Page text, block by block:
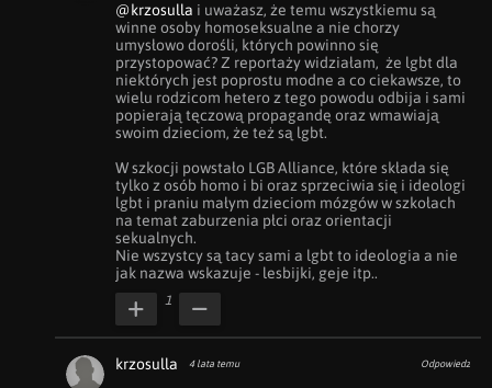
@krzosulla i uważasz, że temu wszystkiemu są
winne osoby homoseksualne a nie chorzy
umysłowo dorośli, których powinno się
przystopować? Z reportaży widziałam,  że lgbt dla
niektórych jest poprostu modne a co ciekawsze, to
wielu rodzicom hetero z tego powodu odbija i sami
popierają tęczową propagandę oraz wmawiają
swoim dzieciom, że też są lgbt.
W szkocji powstało LGB Alliance, które składa się
tylko z osób homo i bi oraz sprzeciwia się i ideologi
lgbt i praniu małym dzieciom mózgów w szkołach
na temat zaburzenia płci oraz orientacji
sekualnych.
Nie wszystcy są tacy sami a lgbt to ideologia a nie
jak nazwa wskazuje - lesbijki, geje itp..
1
krzosulla 4 lata temu Odpowiedz